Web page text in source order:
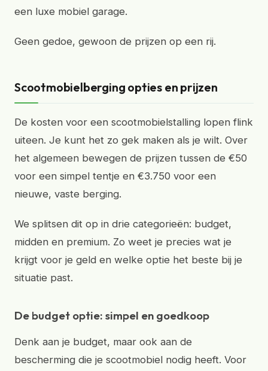
een luxe mobiel garage.
Geen gedoe, gewoon de prijzen op een rij.
Scootmobielberging opties en prijzen
De kosten voor een scootmobielstalling lopen flink
uiteen. Je kunt het zo gek maken als je wilt. Over
het algemeen bewegen de prijzen tussen de €50
voor een simpel tentje en €3.750 voor een
nieuwe, vaste berging.
We splitsen dit op in drie categorieën: budget,
midden en premium. Zo weet je precies wat je
krijgt voor je geld en welke optie het beste bij je
situatie past.
De budget optie: simpel en goedkoop
Denk aan je budget, maar ook aan de
bescherming die je scootmobiel nodig heeft. Voor